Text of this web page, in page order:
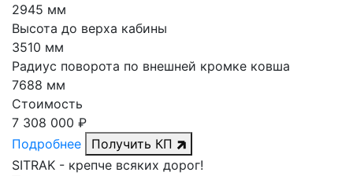
2945 мм
Высота до верха кабины
3510 мм
Радиус поворота по внешней кромке ковша
7688 мм
Стоимость
7 308 000 ₽
Подробнее
Получить КП
SITRAK - крепче всяких дорог!